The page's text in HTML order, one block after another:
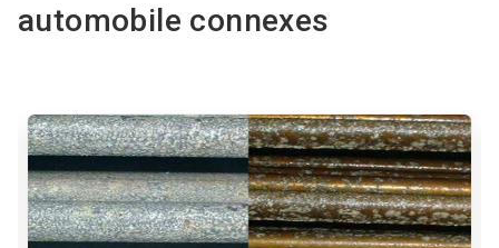
automobile connexes
Ceci
est
un
carrousel.
Utilisez
les
boutons